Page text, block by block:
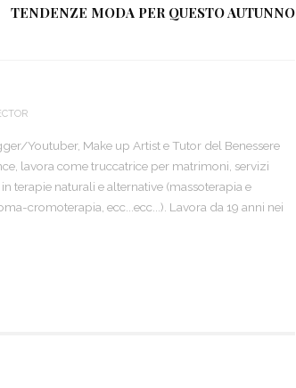
TENDENZE MODA PER QUESTO AUTUNNO
Youtuber, Make up Artist e Tutor del Benessere
lavora come truccatrice per matrimoni, servizi
terapie naturali e alternative (massoterapia e
cromoterapia, ecc...ecc...). Lavora da 19 anni nei